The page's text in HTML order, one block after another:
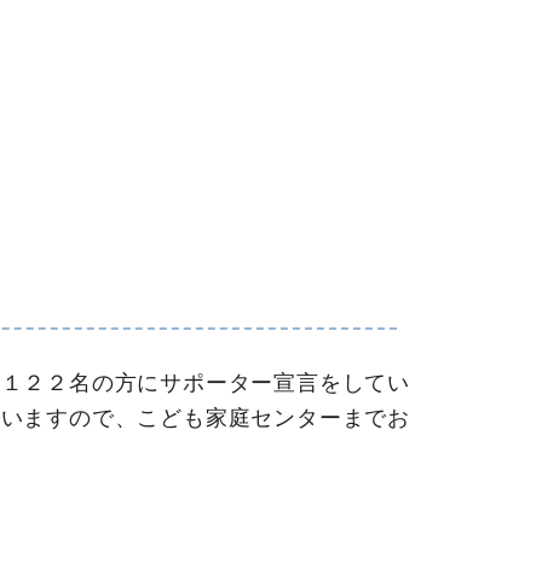
２２名の方にサポーター宣言をしてい
ますので、こども家庭センターまでお